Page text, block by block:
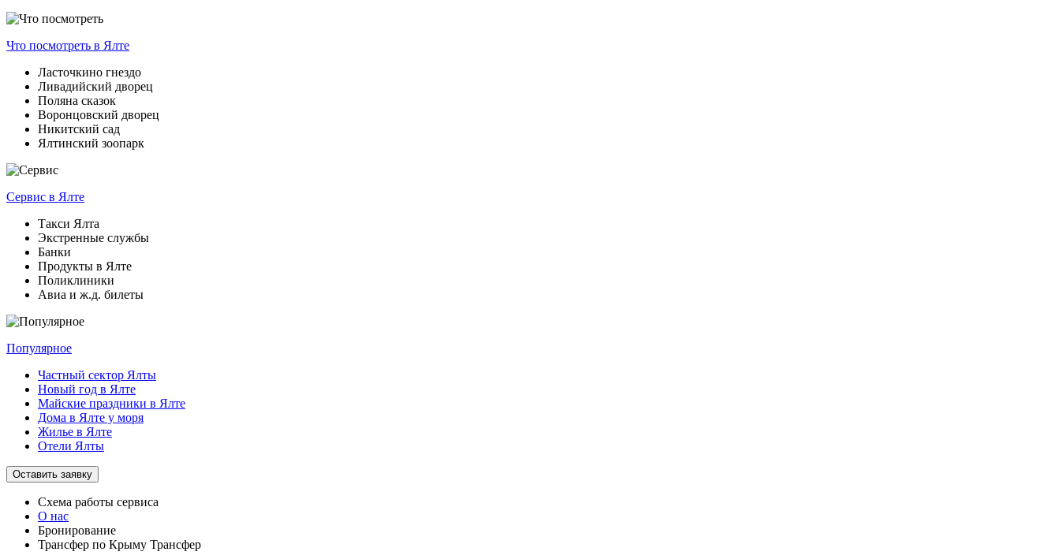
Что посмотреть в Ялте
Ласточкино гнездо
Ливадийский дворец
Поляна сказок
Воронцовский дворец
Никитский сад
Ялтинский зоопарк
Сервис в Ялте
Такси Ялта
Экстренные службы
Банки
Продукты в Ялте
Поликлиники
Авиа и ж.д. билеты
Популярное
Частный сектор Ялты
Новый год в Ялте
Майские праздники в Ялте
Дома в Ялте у моря
Жилье в Ялте
Отели Ялты
Оставить заявку
Схема работы сервиса
О нас
Бронирование
Трансфер по Крыму Трансфер